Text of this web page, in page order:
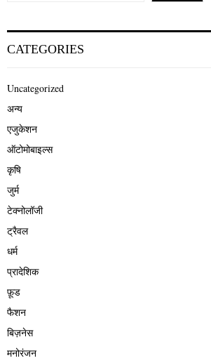
CATEGORIES
Uncategorized
अन्य
एजुकेशन
ऑटोमोबाइल्स
कृषि
जुर्म
टेक्नोलॉजी
ट्रैवल
धर्म
प्रादेशिक
फ़ूड
फैशन
बिज़नेस
मनोरंजन